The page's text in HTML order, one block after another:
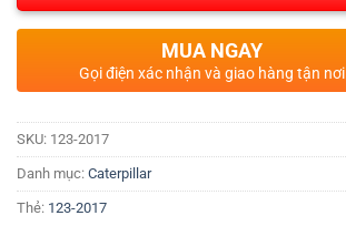
MUA NGAY
Gọi điện xác nhận và giao hàng tận nơi
SKU: 123-2017
Danh mục: Caterpillar
Thẻ: 123-2017